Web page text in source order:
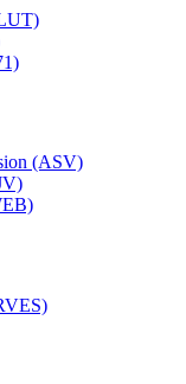
(ASV)